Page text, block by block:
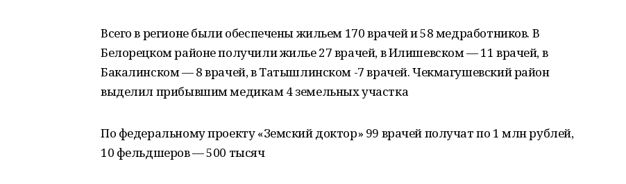
Всего в регионе были обеспечены жильем 170 врачей и 58 медработников. В
Белорецком районе получили жилье 27 врачей, в Илишевском — 11 врачей, в
Бакалинском — 8 врачей, в Татышлинском -7 врачей. Чекмагушевский район
выделил прибывшим медикам 4 земельных участка
По федеральному проекту «Земский доктор» 99 врачей получат по 1 млн рублей,
10 фельдшеров — 500 тысяч